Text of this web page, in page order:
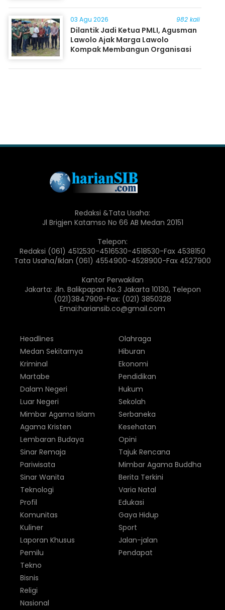
03 Agu 2026 982 kali
Dilantik Jadi Ketua PMLI, Agusman
Lawolo Ajak Marga Lawolo
Kompak Membangun Organisasi
Redaksi &Tata Usaha:
Jl Brigjen Katamso No 66 AB Medan 20151
Telepon:
Redaksi (061) 4512530-4516530-4518530-Fax 4538150
Tata Usaha/Iklan (061) 4554900-4528900-Fax 4527900
Kantor Perwakilan
Jakarta: Jln. Balikpapan No.3 Jakarta 10130, Telepon
(021)3847909-Fax: (021) 3850328
Emai:hariansib.co@gmail.com
Headlines
Medan Sekitarnya
Kriminal
Martabe
Dalam Negeri
Luar Negeri
Olahraga
Hiburan
Ekonomi
Pendidikan
Hukum
Sekolah
Mimbar Agama Islam
Agama Kristen
Lembaran Budaya
Sinar Remaja
Pariwisata
Sinar Wanita
Serbaneka
Kesehatan
Opini
Tajuk Rencana
Mimbar Agama Buddha
Berita Terkini
Teknologi
Profil
Komunitas
Kuliner
Laporan Khusus
Pemilu
Varia Natal
Edukasi
Gaya Hidup
Sport
Jalan-jalan
Pendapat
Tekno
Bisnis
Religi
Nasional